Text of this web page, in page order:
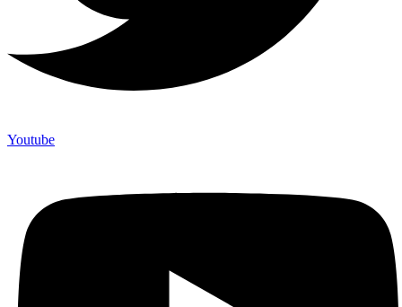
Youtube